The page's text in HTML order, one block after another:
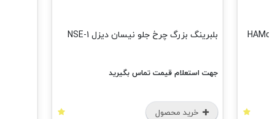
بلبرینگ بزرگ چرخ جلو نیسان دیزل NSE-1
جهت استعلام قیمت تماس بگیرید
خرید محصول